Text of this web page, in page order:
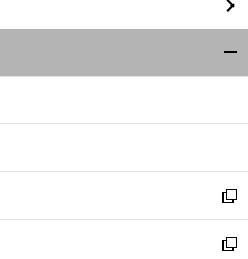
い
ウ
ィ
ン
ウ
開
く
新
し
い
新